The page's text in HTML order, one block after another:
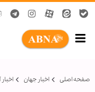
صفحه اصلی اخبار جهان